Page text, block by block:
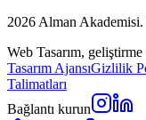
2026 Alman Akademisi.
Web Tasarım,
Tasarım AjansıGizlilik
Talimatları
Bağlantı kurun